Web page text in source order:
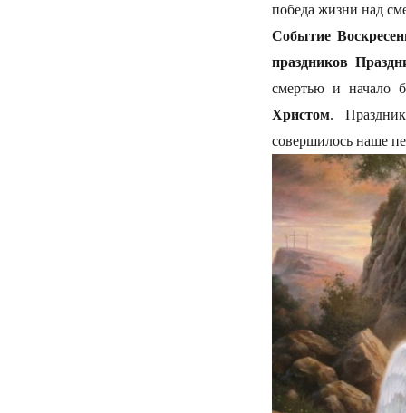
победа жизни над
Событие
праздников
смертью и начало
Христом.
совершилось наше